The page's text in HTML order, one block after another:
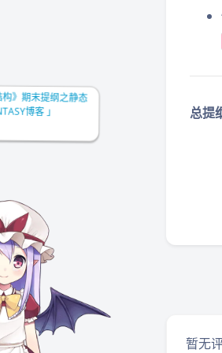
总提
暂无
》期末提纲之静态
博客 」